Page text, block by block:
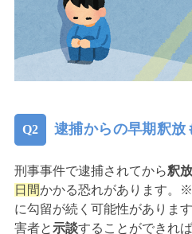
逮捕からの早期釈放
刑事事件で逮捕されてから釈放
日間かかる恐れがあります。
に勾留が続く可能性がありま
害者と示談することができれ